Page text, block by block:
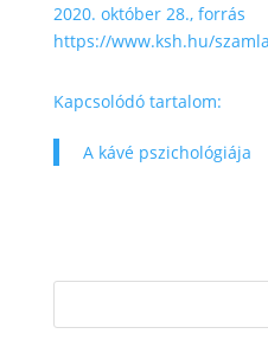
2020. október 28., forrás
https://www.ksh.hu/
Kapcsolódó tartalom:
A kávé pszichológiája